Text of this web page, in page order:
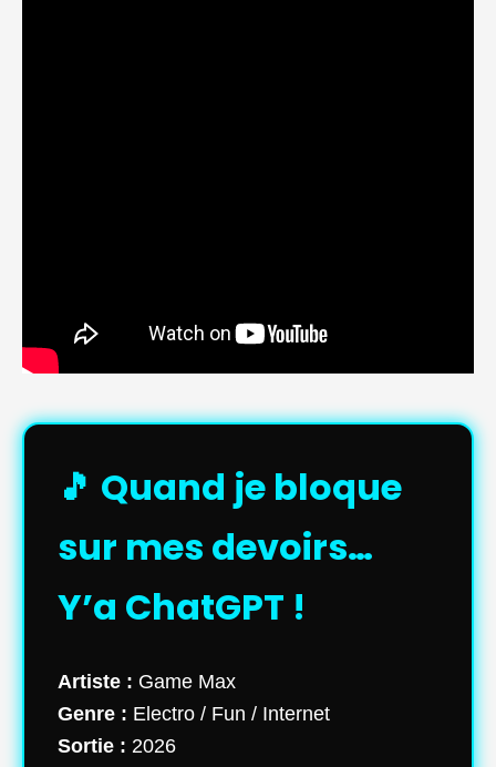
🎵 Quand je bloque
sur mes devoirs…
Y’a ChatGPT !
Artiste : Game Max
Genre : Electro / Fun / Internet
Sortie : 2026